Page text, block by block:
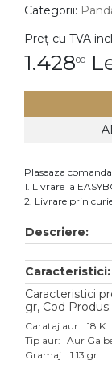
Inele
Cercei
Bratari
Lanturi
Pandantive
Accesorii
Aur galben
Aur alb
Aur roz
Categorii:
Preț cu TVA
1.42800
Plaseaza
1. Livrare la
2. Livrare prin
Descriere:
Caracteristici:
Caracteristici
gr, Cod
Carataj aur: 18 K
Tip aur: Aur
Gramaj: 1.13 gr